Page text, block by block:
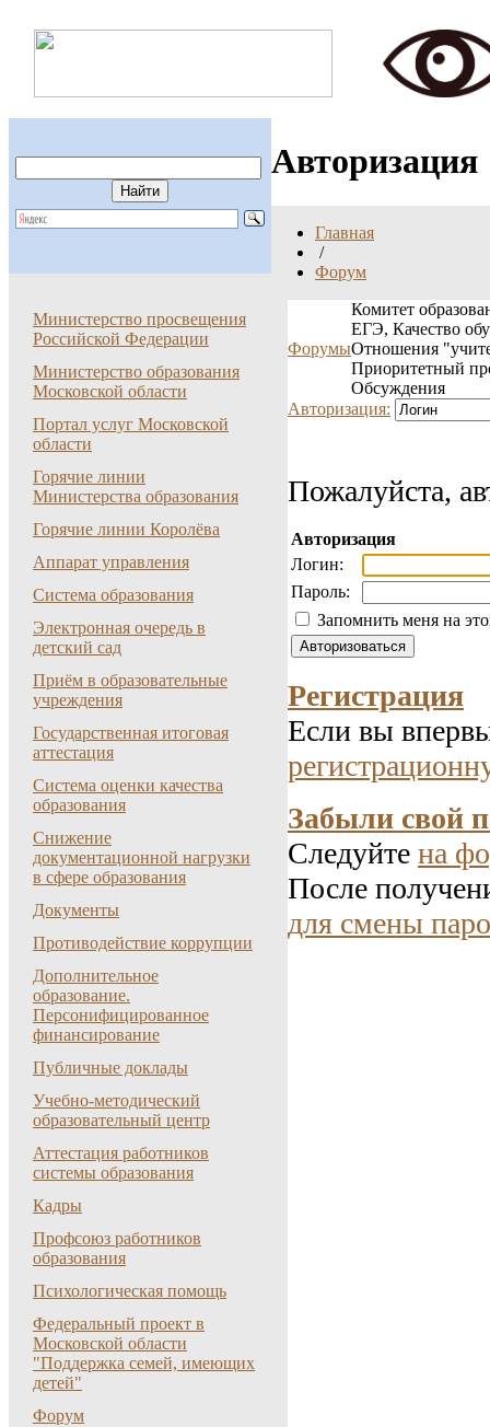
Авторизация
Главная
/
Форум
Министерство просвещения
Российской Федерации
Министерство образования
Московской области
Портал услуг Московской
области
Горячие линии
Министерства образования
Горячие линии Королёва
Аппарат управления
Система образования
Электронная очередь в
детский сад
Приём в образовательные
учреждения
Государственная итоговая
аттестация
Система оценки качества
образования
Снижение
документационной нагрузки
в сфере образования
Документы
Противодействие коррупции
Дополнительное
образование.
Персонифицированное
финансирование
Публичные доклады
Учебно-методический
образовательный центр
Аттестация работников
системы образования
Кадры
Профсоюз работников
образования
Психологическая помощь
Федеральный проект в
Московской области
"Поддержка семей, имеющих
детей"
Форум
Форумы
Комитет
ЕГЭ, Качество
Отношения
Приоритетный
Обсуждения
Авторизация:
Пожалуйста,
Авторизация
Логин:
Пароль:
Запомнить меня на
Регистрация
Если вы
Забыли свой
Следуйте на
После
для смены